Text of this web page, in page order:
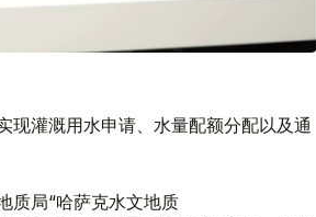
现灌溉用水申请、水量配额分配以及通
质局“哈萨克水文地质